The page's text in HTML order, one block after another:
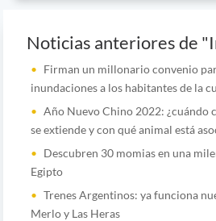
Noticias anteriores de
Firman un millonario convenio
inundaciones a los habitantes de la
Año Nuevo Chino 2022: ¿cuándo
se extiende y con qué animal está
Descubren 30 momias en una
Egipto
Trenes Argentinos: ya funciona
Merlo y Las Heras